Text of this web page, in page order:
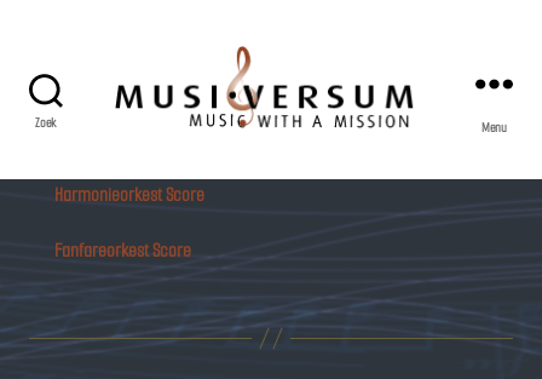
Zoek Menu
Harmonieorkest Score
Fanfareorkest Score